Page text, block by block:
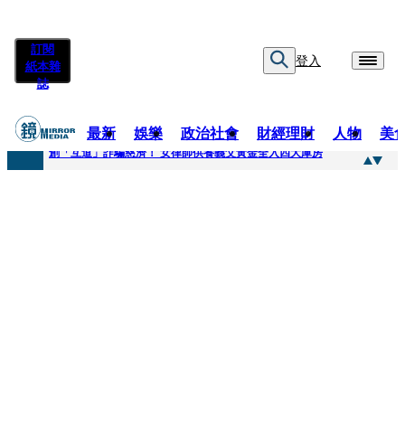
訂閱
紙本雜
誌
登入
最新 娛樂 政治社會 財經理財 人物 美
快訊
創「互道」詐騙慈濟！ 女律師供養義父黃金全入四大庫房